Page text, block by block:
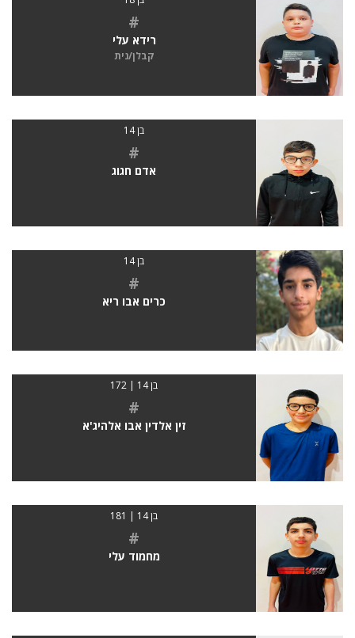
#
רידא עלי
קבלן/נית
בן 14
#
אדם חגוג
בן 14
#
כרים אבו ריא
בן 14 | 172
#
זין אלדין אבו אלהיג'א
בן 14 | 181
#
מחמוד עלי